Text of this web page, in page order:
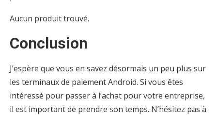
Aucun produit trouvé.
Conclusion
J’espère que vous en savez désormais un peu plus sur
les terminaux de paiement Android. Si vous êtes
intéressé pour passer à l’achat pour votre entreprise,
il est important de prendre son temps. N’hésitez pas à